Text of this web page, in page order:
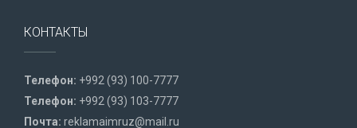
КОНТАКТЫ
Телефон: +992 (93) 100-7777
Телефон: +992 (93) 103-7777
Почта: reklamaimruz@mail.ru